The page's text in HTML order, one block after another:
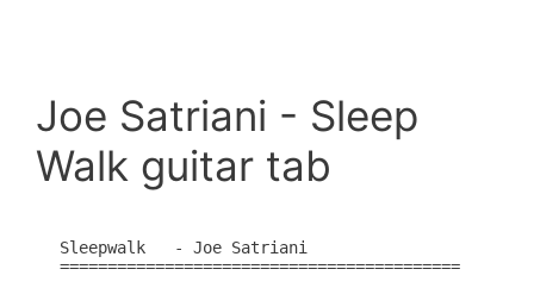
Joe Satriani - Sleep
Walk guitar tab
Sleepwalk   - Joe Satriani
==========================================